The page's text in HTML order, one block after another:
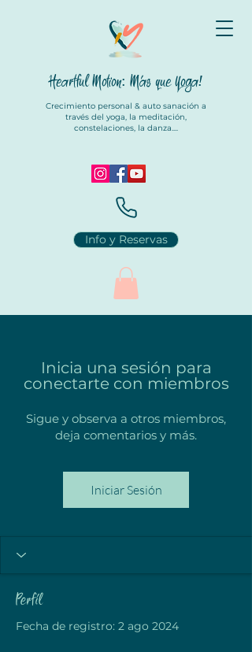
Heartful Motion: Más que Yoga!
Crecimiento personal & auto sanación a
través del yoga, la meditación,
constelaciones, la danza....
Info y Reservas
Inicia una sesión para
conectarte con miembros
Sigue y observa a otros miembros,
deja comentarios y más.
Iniciar Sesión
Perfil
Fecha de registro: 2 ago 2024